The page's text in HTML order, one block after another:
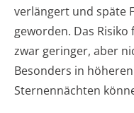
verlängert und späte
geworden. Das
zwar geringer, aber
Besonders in
Sternennächten